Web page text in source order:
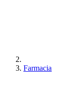
Farmacia